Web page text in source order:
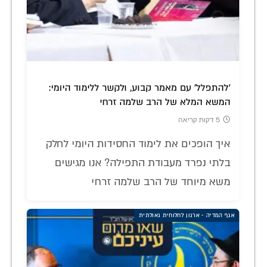
'להתפלל' עם מאמר קבוע, ולקשר ללימוד היומי:
המשא המלא של הרב שלמה זרחי
5 דקות קריאה
איך הופכים את לימוד החסידות היומי לחלק
בלתי נפרד מעבודת התפילה? אנו מגישים
משא מיוחד של הרב שלמה זרחי
אגף המדיה - ארגון לחלוחית גאולתית